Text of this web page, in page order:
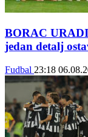
BORAC
jedan detalj
Fudbal 23:18